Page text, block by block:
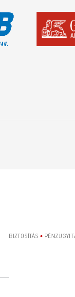
BIZTOSÍTÁS • PÉNZÜGYI